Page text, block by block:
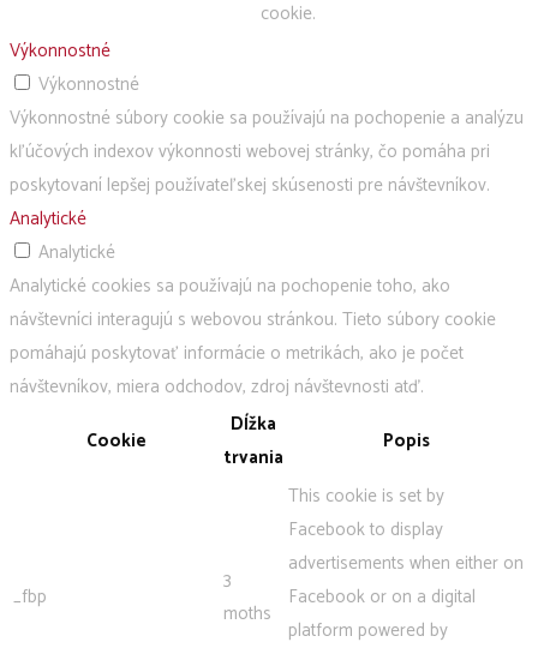
cookie.
Výkonnostné
Výkonnostné
Výkonnostné súbory cookie sa používajú na pochopenie a analýzu
kľúčových indexov výkonnosti webovej stránky, čo pomáha pri
poskytovaní lepšej používateľskej skúsenosti pre návštevníkov.
Analytické
Analytické
Analytické cookies sa používajú na pochopenie toho, ako
návštevníci interagujú s webovou stránkou. Tieto súbory cookie
pomáhajú poskytovať informácie o metrikách, ako je počet
návštevníkov, miera odchodov, zdroj návštevnosti atď.
Cookie
Dĺžka
trvania
Popis
_fbp
3
moths
This cookie is set by
Facebook to display
advertisements when either on
Facebook or on a digital
platform powered by